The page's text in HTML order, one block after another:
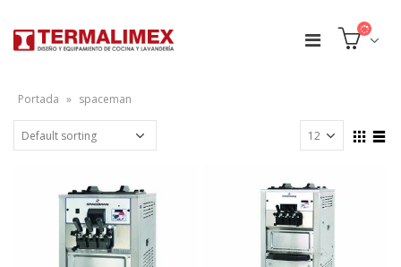
Portada » spaceman